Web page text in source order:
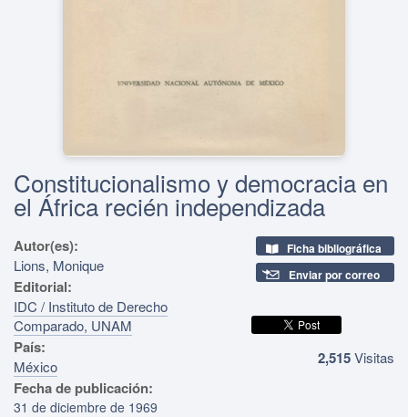
Constitucionalismo y democracia en
el África recién independizada
Autor(es):
Lions, Monique
Editorial:
IDC / Instituto de Derecho
Comparado, UNAM
País:
México
Fecha de publicación:
31 de diciembre de 1969
Ficha bibliográfica
Enviar por correo
2,515Visitas